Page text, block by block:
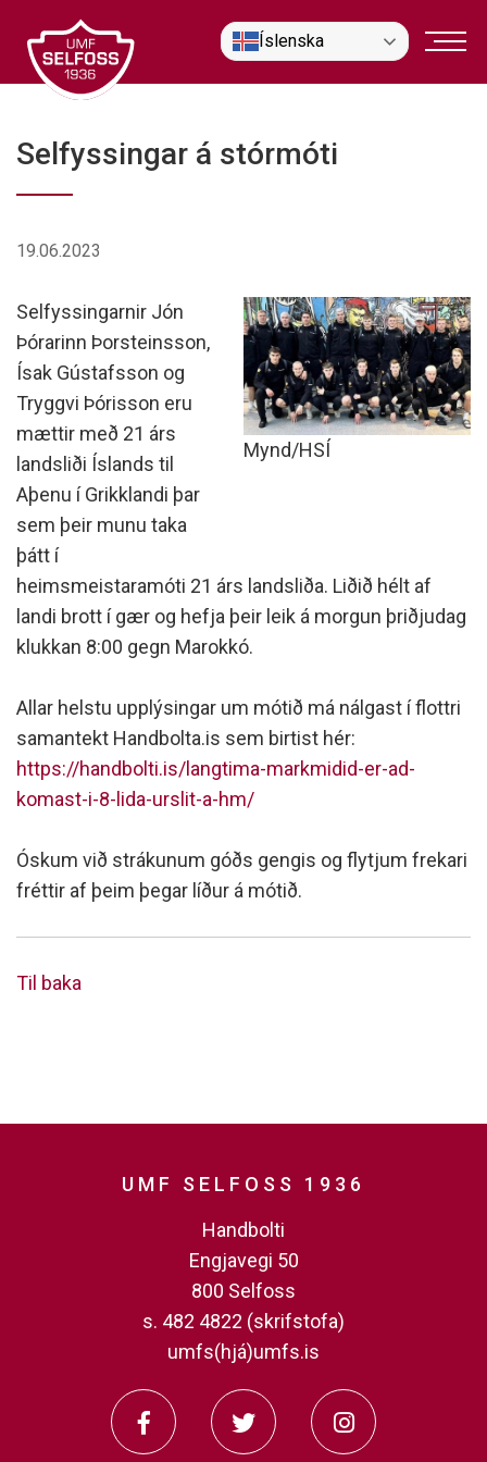
efni
Íslenska
Selfyssingar á stórmóti
19.06.2023
Mynd/HSÍ
Selfyssingarnir Jón
Þórarinn Þorsteinsson,
Ísak Gústafsson og
Tryggvi Þórisson eru
mættir með 21 árs
landsliði Íslands til
Aþenu í Grikklandi þar
sem þeir munu taka
þátt í
heimsmeistaramóti 21 árs landsliða. Liðið hélt af
landi brott í gær og hefja þeir leik á morgun þriðjudag
klukkan 8:00 gegn Marokkó.
Allar helstu upplýsingar um mótið má nálgast í flottri
samantekt Handbolta.is sem birtist hér:
https://handbolti.is/langtima-markmidid-er-ad-
komast-i-8-lida-urslit-a-hm/
Óskum við strákunum góðs gengis og flytjum frekari
fréttir af þeim þegar líður á mótið.
Til baka
UMF SELFOSS 1936
Handbolti
Engjavegi 50
800 Selfoss
s. 482 4822 (skrifstofa)
umfs(hjá)umfs.is